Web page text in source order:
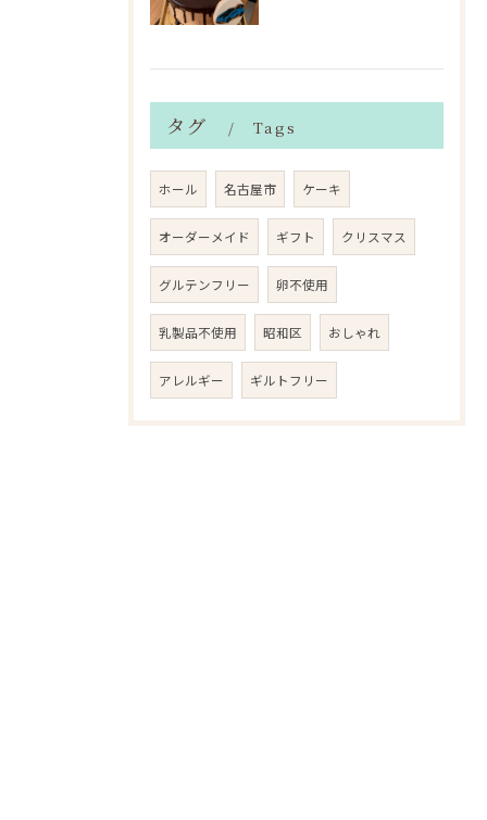
タグ Tags
ホール 名古屋市 ケーキ
オーダーメイド ギフト クリスマス
グルテンフリー 卵不使用
乳製品不使用 昭和区 おしゃれ
アレルギー ギルトフリー